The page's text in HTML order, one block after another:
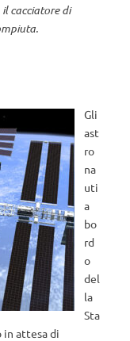
cacciatore di
Gli
ast
ro
na
uti
a
bo
rd
o
del
la
Sta
in attesa di